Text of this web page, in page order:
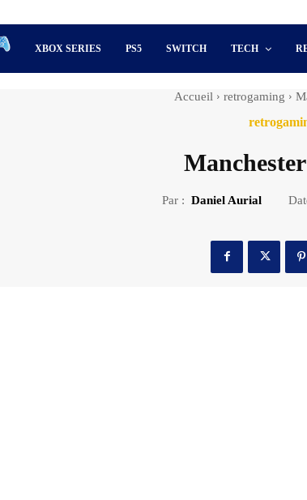
XBOX SERIES PS5 SWITCH TECH
Accueil retrogaming
Par : Daniel Aurial